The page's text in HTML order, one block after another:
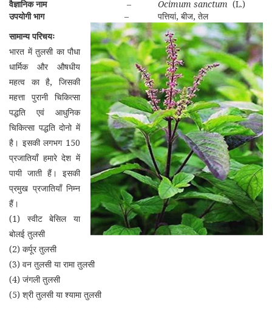
वैज्ञानिक नाम
– Ocimum sanctum (L.)
उपयोगी भाग
– पत्तियां, बीज, तेल
सामान्य परिचयः
भारत में तुलसी का पौधा
धार्मिक और औषधीय
महत्व का है, जिसकी
महत्ता पुरानी चिकित्सा
पद्धति एवं आधुनिक
चिकित्सा पद्धति दोनो में
है। इसकी लगभग 150
प्रजातियाँ हमारे देश में
पायी जाती हैं। इसकी
प्रमुख प्रजातियाँ निम्न
हैं।
(1) स्वीट बेसिल या
बोलई तुलसी
(2) कर्पूर तुलसी
(3) वन तुलसी या रामा तुलसी
(4) जंगली तुलसी
(5) श्री तुलसी या श्यामा तुलसी